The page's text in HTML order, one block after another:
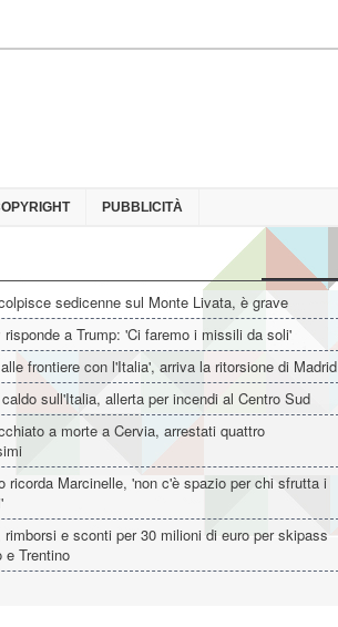
PUBBLICITÀ
sedicenne sul Monte Livata, è grave
a Trump: 'Ci faremo i missili da soli'
frontiere con l'Italia', arriva la ritorsione di Madrid
sull'Italia, allerta per incendi al Centro Sud
a morte a Cervia, arrestati quattro
ricorda Marcinelle, 'non c'è spazio per chi sfrutta i
e sconti per 30 milioni di euro per skipass
e Trentino